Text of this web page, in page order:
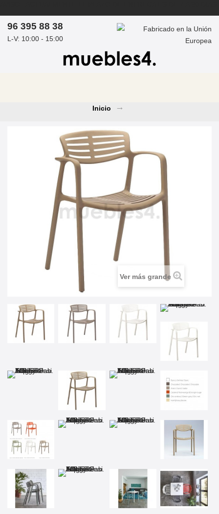
ASESORAMIENTO PERSONAL POR ARQUITECTOS DE
INTERIORES - PROYECTOS DE OBRA
COMPRAS MEDIANTE PROFORMA / PRESUPUESTO -
96 395 88 38
L-V: 10:00 - 15:00
Inicio
Ver más grande